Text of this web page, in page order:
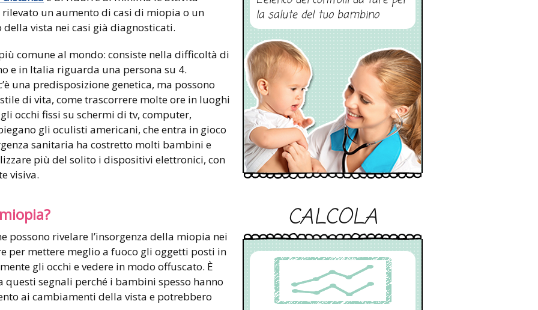
un aumento di casi di miopia o un
vista nei casi già diagnosticati.
comune al mondo: consiste nella difficoltà di
e in Italia riguarda una persona su 4.
una predisposizione genetica, ma possono
di vita, come trascorrere molte ore in luoghi
occhi fissi su schermi di tv, computer,
gli oculisti americani, che entra in gioco
sanitaria ha costretto molti bambini e
più del solito i dispositivi elettronici, con
visiva.
possono rivelare l’insorgenza della miopia nei
per mettere meglio a fuoco gli oggetti posti in
gli occhi e vedere in modo offuscato. È
segnali perché i bambini spesso hanno
ai cambiamenti della vista e potrebbero
la salute del tuo bambino
CALCOLA